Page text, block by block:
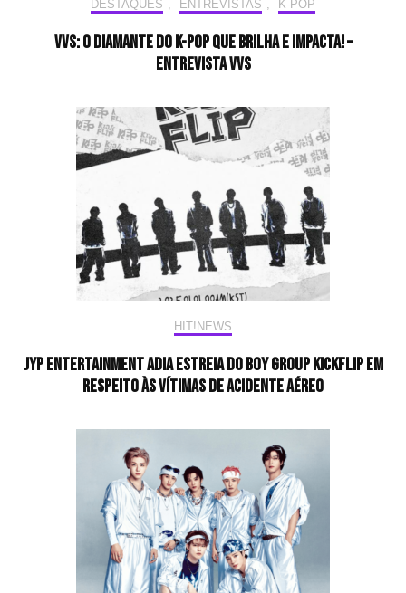
DESTAQUES , ENTREVISTAS , K-POP
VVS: O diamante do K-pop que brilha e impacta! –
Entrevista VVS
HIT!NEWS
JYP Entertainment adia estreia do boy group KickFlip em
respeito às vítimas de acidente aéreo